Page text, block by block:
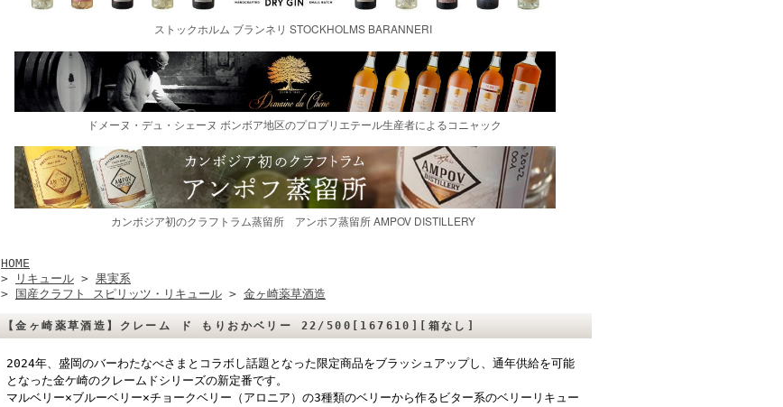
HOME
>
リキュール > 果実系
>
国産クラフト スピリッツ・リキュール > 金ヶ崎薬草酒造
【金ヶ崎薬草酒造】クレーム ド もりおかベリー 22/500[167610][箱なし]
2024年、盛岡のバーわたなべさまとコラボし話題となった限定商品をブラッシュアップし、通年供給を可能
となった金ケ崎のクレームドシリーズの新定番です。
マルベリー×ブルーベリー×チョークベリー（アロニア）の3種類のベリーから作るビター系のベリーリキュー